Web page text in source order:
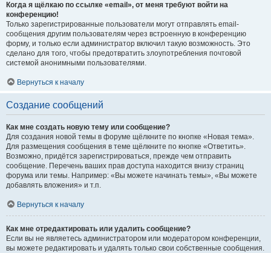
Когда я щёлкаю по ссылке «email», от меня требуют войти на
конференцию!
Только зарегистрированные пользователи могут отправлять email-
сообщения другим пользователям через встроенную в конференцию
форму, и только если администратор включил такую возможность. Это
сделано для того, чтобы предотвратить злоупотребления почтовой
системой анонимными пользователями.
Вернуться к началу
Создание сообщений
Как мне создать новую тему или сообщение?
Для создания новой темы в форуме щёлкните по кнопке «Новая тема».
Для размещения сообщения в теме щёлкните по кнопке «Ответить».
Возможно, придётся зарегистрироваться, прежде чем отправить
сообщение. Перечень ваших прав доступа находится внизу страниц
форума или темы. Например: «Вы можете начинать темы», «Вы можете
добавлять вложения» и т.п.
Вернуться к началу
Как мне отредактировать или удалить сообщение?
Если вы не являетесь администратором или модератором конференции,
вы можете редактировать и удалять только свои собственные сообщения.